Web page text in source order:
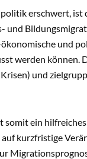
erschwert,
und
und
werden können.
und
somit ein
kurzfristige